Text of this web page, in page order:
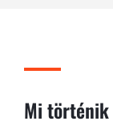
Mi történik